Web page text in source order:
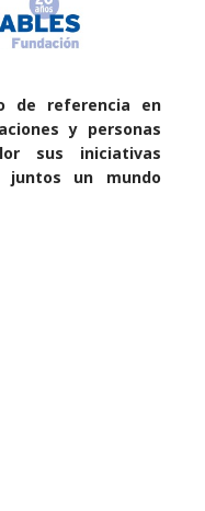
de referencia en
y personas
sus iniciativas
juntos un mundo